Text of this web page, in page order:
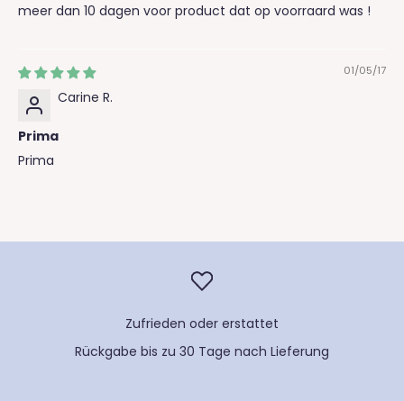
meer dan 10 dagen voor product dat op voorraard was !
01/05/17
Carine R.
Prima
Prima
Zufrieden oder erstattet
Rückgabe bis zu 30 Tage nach Lieferung